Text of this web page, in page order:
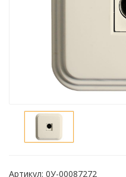
Артикул: 0У-00087272